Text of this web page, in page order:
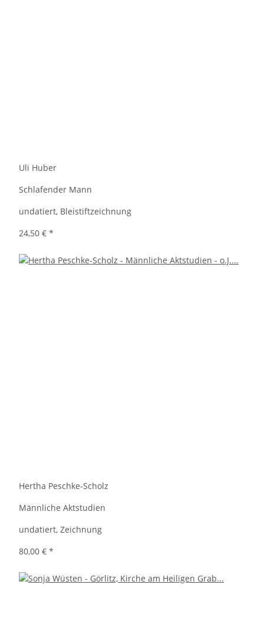
Uli Huber
Schlafender Mann
undatiert, Bleistiftzeichnung
24,50 € *
Hertha Peschke-Scholz
Männliche Aktstudien
undatiert, Zeichnung
80,00 € *